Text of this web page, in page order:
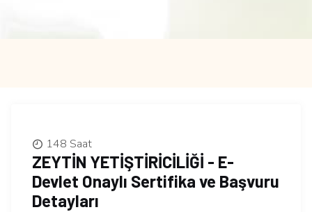
148 Saat
ZEYTİN YETİŞTİRİCİLİĞİ - E-
Devlet Onaylı Sertifika ve Başvuru
Detayları